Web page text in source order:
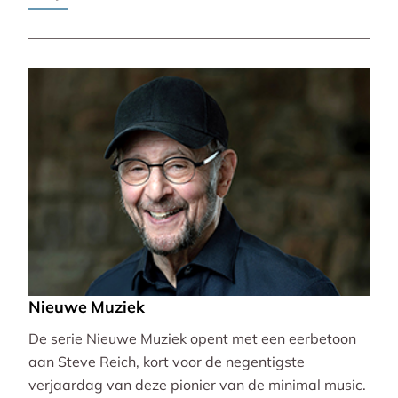
Nieuwe Muziek
De serie Nieuwe Muziek opent met een eerbetoon
aan Steve Reich, kort voor de negentigste
verjaardag van deze pionier van de minimal music.